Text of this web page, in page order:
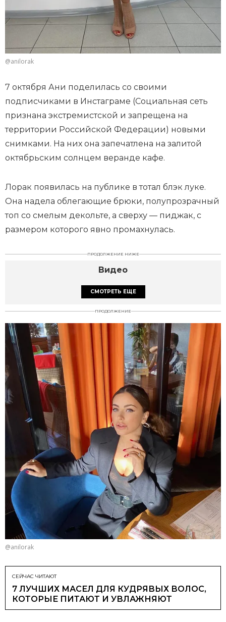
@anilorak
7 октября Ани поделилась со своими
подписчиками в Инстаграме (Социальная сеть
признана экстремистской и запрещена на
территории Российской Федерации) новыми
снимками. На них она запечатлена на залитой
октябрьским солнцем веранде кафе.
Лорак появилась на публике в тотал блэк луке.
Она надела облегающие брюки, полупрозрачный
топ со смелым декольте, а сверху — пиджак, с
размером которого явно промахнулась.
ПРОДОЛЖЕНИЕ НИЖЕ
Видео
СМОТРЕТЬ ЕЩЕ
ПРОДОЛЖЕНИЕ
@anilorak
СЕЙЧАС ЧИТАЮТ
7 ЛУЧШИХ МАСЕЛ ДЛЯ КУДРЯВЫХ ВОЛОС,
КОТОРЫЕ ПИТАЮТ И УВЛАЖНЯЮТ